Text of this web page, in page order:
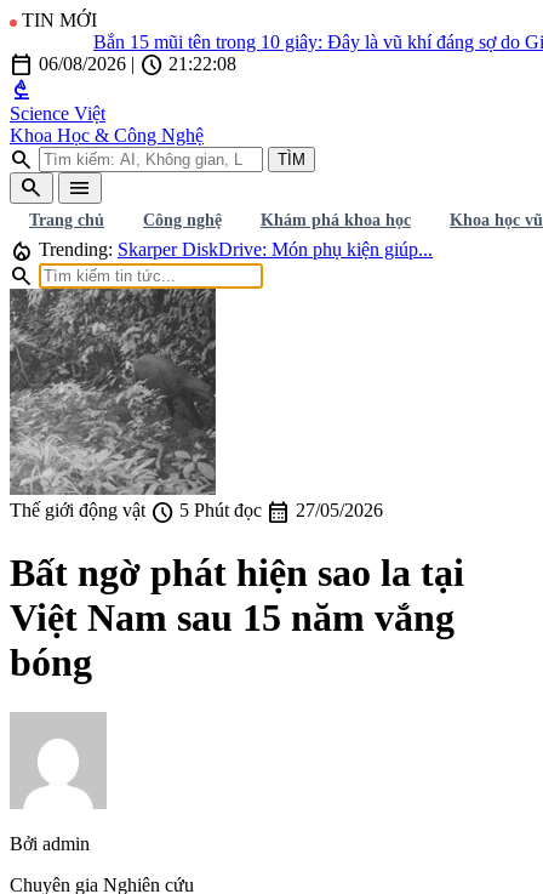
TIN MỚI
Bắn 15 mũi tên trong 10 giây: Đây là vũ khí đáng sợ do Gia
calendar_today 06/08/2026 | schedule 21:22:09
biotech
Science Việt
Khoa Học & Công Nghệ
search TÌM
search menu
Trang chủ Công nghệ Khám phá khoa học Khoa học
local_fire_department Trending: Skarper DiskDrive: Món phụ kiện giúp...
search
Thế giới động vật schedule 5 Phút đọc calendar_month 27/05/2026
Bất ngờ phát hiện sao la tại
Việt Nam sau 15 năm vắng
bóng
Bởi admin
Chuyên gia Nghiên cứu